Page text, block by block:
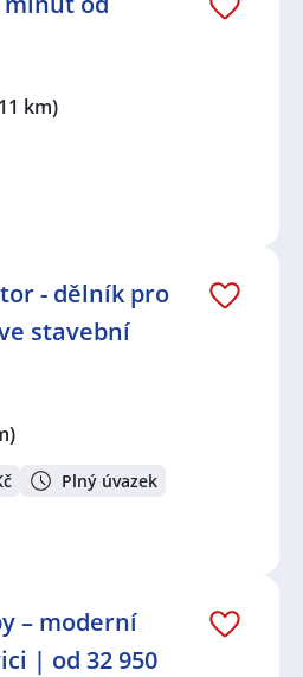
km)
- dělník pro
stavební
Plný úvazek
– moderní
| od 32 950